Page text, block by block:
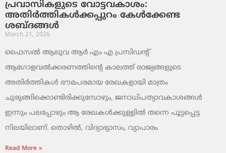
പ്രവാസികളുടെ വോട്ടവകാശം:
അതിർത്തികൾക്കപ്പുറം കേൾക്കേണ്ട
ശബ്ദങ്ങൾ
March 21, 2026
ഫൈസൽ ആലുവ ആർ എം എ പ്രസിഡന്റ്
ആഗോളവൽക്കരണത്തിന്റെ കാലത്ത് രാജ്യങ്ങളുടെ
അതിർത്തികൾ ഭൗമപരമായ രേഖകളായി മാത്രം
ചുരുങ്ങിക്കൊണ്ടിരിക്കുമ്പോഴും, ജനാധിപത്യാവകാശങ്ങൾ
ഇന്നും പലപ്പോഴും ആ രേഖകൾക്കുള്ളിൽ തന്നെ പൂട്ടപ്പെട്ട
നിലയിലാണ്. തൊഴിൽ, വിദ്യാഭ്യാസം, വ്യാപാരം
Read More »